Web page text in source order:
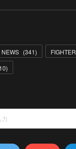
NEWS (341) FIGHTER
10)